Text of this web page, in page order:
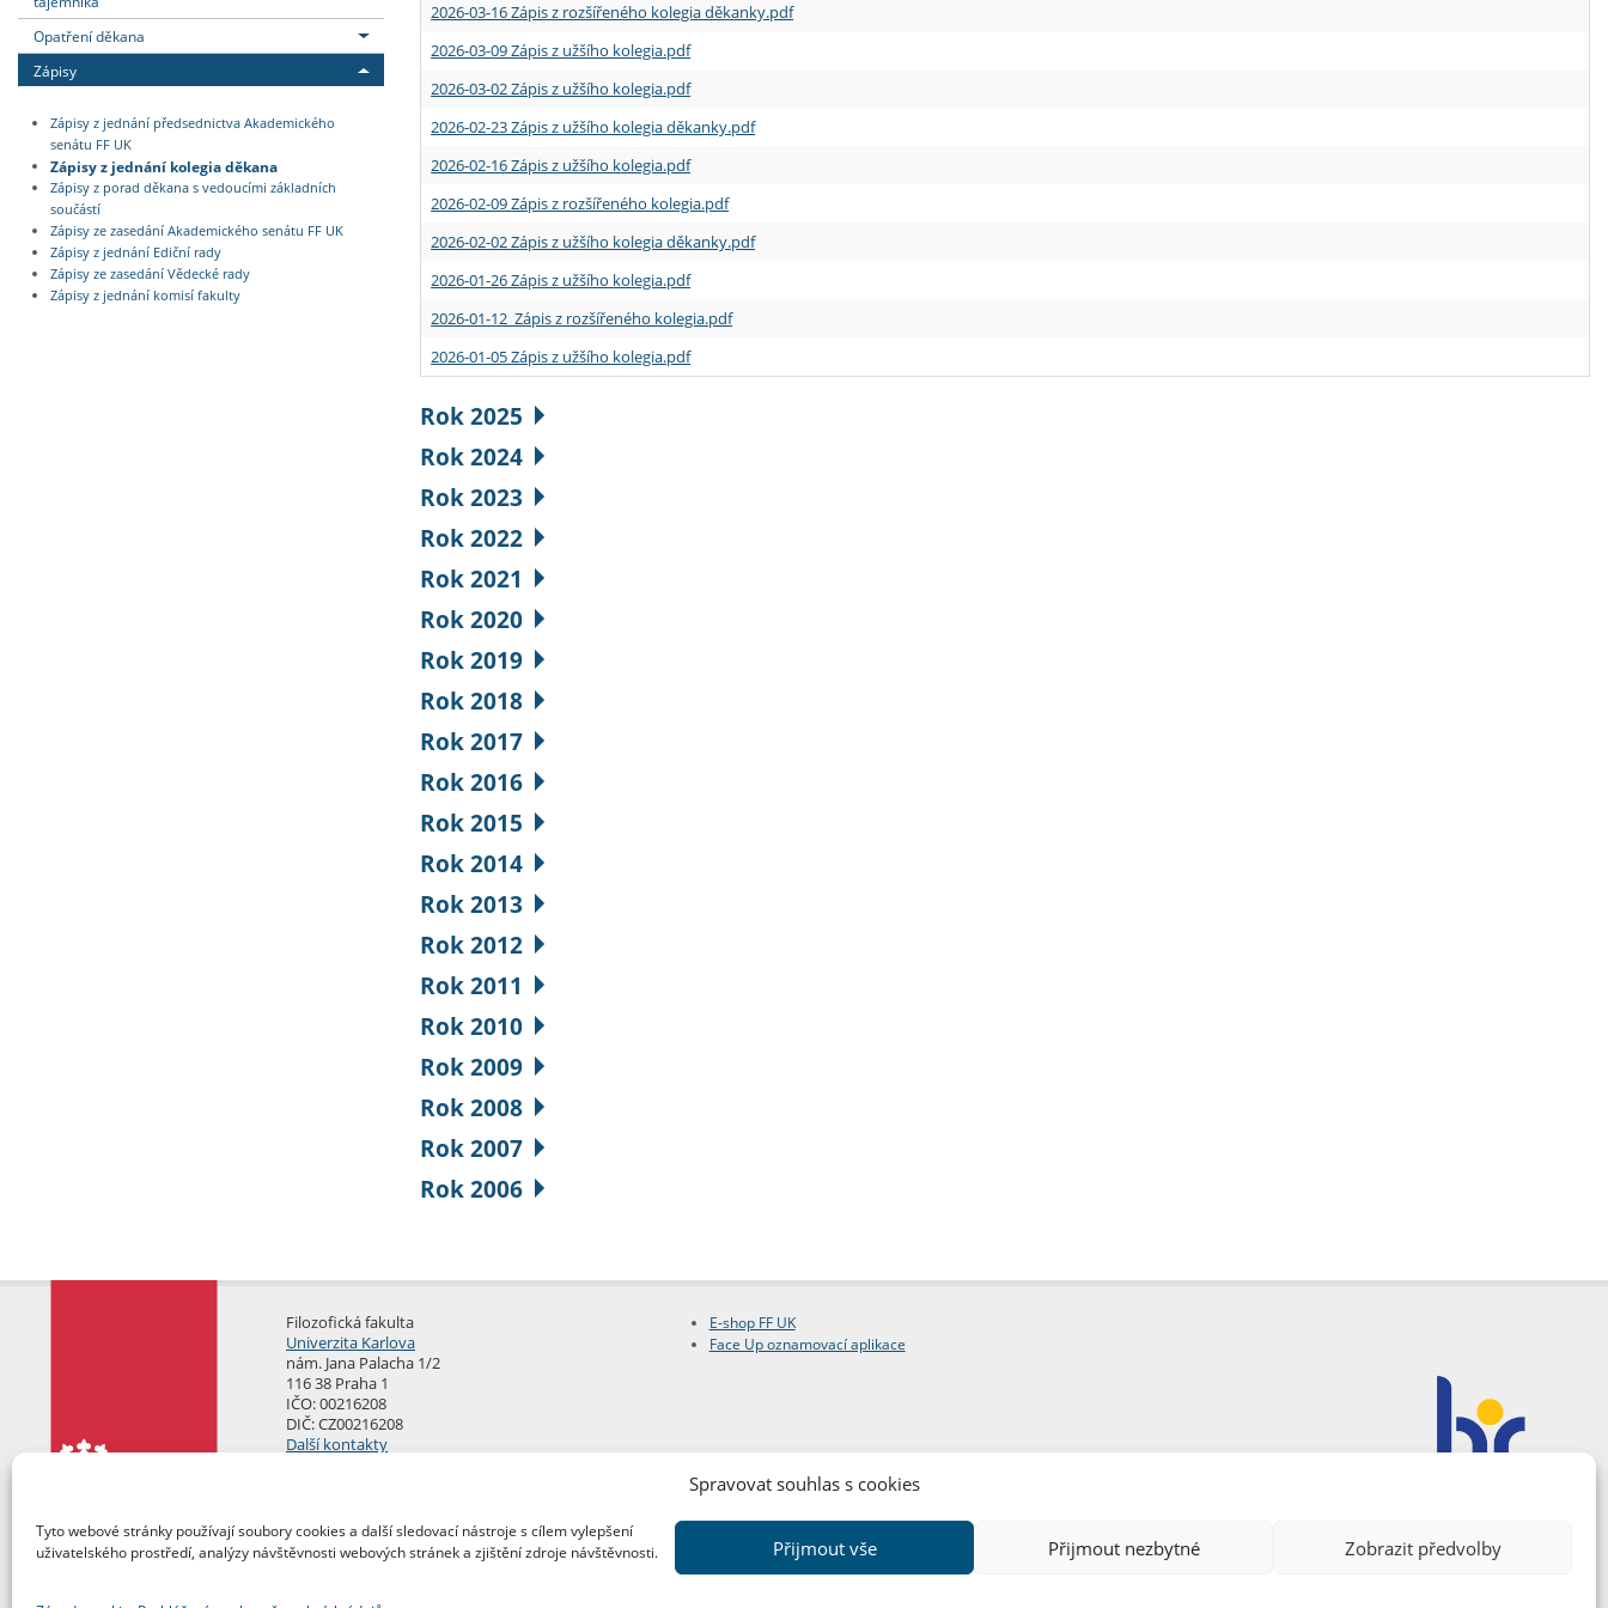
Spravovat souhlas s cookies
Tyto webové stránky používají soubory cookies a další sledovací nástroje s cílem vylepšení
uživatelského prostředí, analýzy návštěvnosti webových stránek a zjištění zdroje návštěvnosti.
Přijmout vše Přijmout nezbytné Zobrazit předvolby
Opatření děkana
Zápisy
Zápisy z jednání předsednictva Akademického
senátu FF UK
Zápisy z jednání kolegia děkana
Zápisy z porad děkana s vedoucími základních
součástí
Zápisy ze zasedání Akademického senátu FF UK
Zápisy z jednání Ediční rady
Zápisy ze zasedání Vědecké rady
Zápisy z jednání komisí fakulty
2026-03-16 Zápis z rozšířeného kolegia děkanky.pdf
2026-03-09 Zápis z užšího kolegia.pdf
2026-03-02 Zápis z užšího kolegia.pdf
2026-02-23 Zápis z užšího kolegia děkanky.pdf
2026-02-16 Zápis z užšího kolegia.pdf
2026-02-09 Zápis z rozšířeného kolegia.pdf
2026-02-02 Zápis z užšího kolegia děkanky.pdf
2026-01-26 Zápis z užšího kolegia.pdf
2026-01-12 Zápis z rozšířeného kolegia.pdf
2026-01-05 Zápis z užšího kolegia.pdf
Rok 2025
Rok 2024
Rok 2023
Rok 2022
Rok 2021
Rok 2020
Rok 2019
Rok 2018
Rok 2017
Rok 2016
Rok 2015
Rok 2014
Rok 2013
Rok 2012
Rok 2011
Rok 2010
Rok 2009
Rok 2008
Rok 2007
Rok 2006
Filozofická fakulta
Univerzita Karlova
nám. Jana Palacha 1/2
116 38 Praha 1
IČO: 00216208
DIČ: CZ00216208
Další kontakty
E-shop FF UK
Face Up oznamovací aplikace